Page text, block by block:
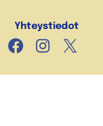
Yhteystiedot
FacebookInstagram
X